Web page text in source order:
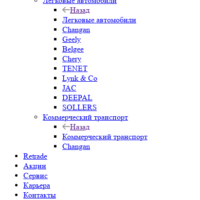
Назад
Легковые автомобили
Changan
Geely
Belgee
Chery
TENET
Lynk & Co
JAC
DEEPAL
SOLLERS
Коммерческий транспорт
Назад
Коммерческий транспорт
Changan
Retrade
Акции
Сервис
Карьера
Контакты